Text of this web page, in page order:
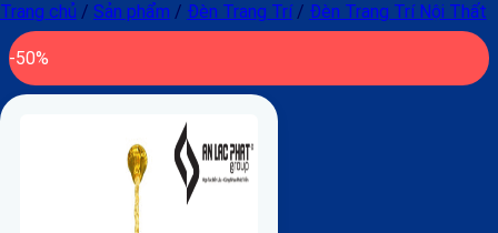
Trang chủ / Sản phẩm / Đèn Trang Trí / Đèn Trang Trí Nội Thất
-50%